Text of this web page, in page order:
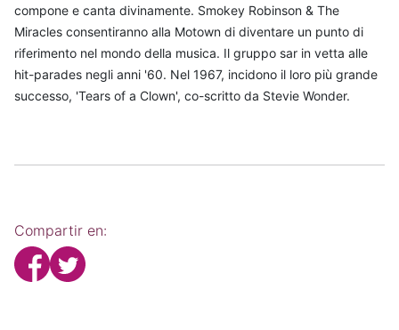
compone e canta divinamente. Smokey Robinson & The
Miracles consentiranno alla Motown di diventare un punto di
riferimento nel mondo della musica. Il gruppo sar in vetta alle
hit-parades negli anni '60. Nel 1967, incidono il loro più grande
successo, 'Tears of a Clown', co-scritto da Stevie Wonder.
Compartir en: